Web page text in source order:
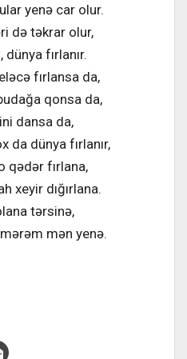
yenə car olur.
də təkrar olur,
dünya fırlanır.
fırlansa da,
qonsa da,
dansa da,
da dünya fırlanır,
qədər fırlana,
xeyir dığırlana.
tərsinə,
mən yenə.